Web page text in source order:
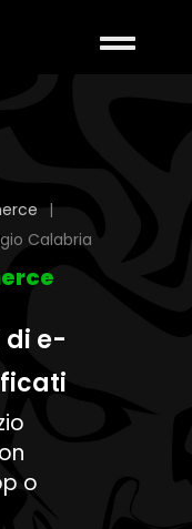
|
Calabria
di e-
o